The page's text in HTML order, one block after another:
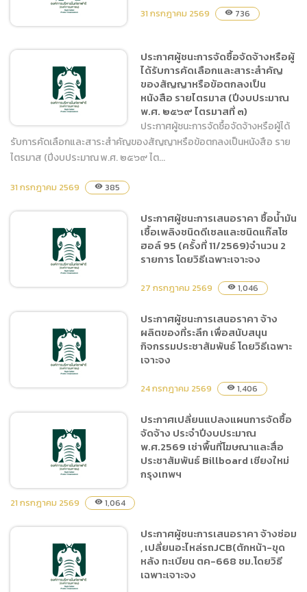
จัดกิจกรรมสร้างกระแสการ
ท่องเที่ยวไนท์ซาฟารี นอก
ประกาศผู้ชนะการเสนอราคา
จ้างจัดกิจกรรมส่งเสริมการ
ท่องเที่ยวด้านสุขภาพ โดยวิธี
เฉพาะเจาะจง
31 กรกฎาคม 2569 visibility 736
จ้างหรือผู้ได้รับการคัดเลือก
ไตรมาส (ปีงบประมาณ พ.ศ.
๒๕๖๙ ไตรมาสที่ ๓)
ประกาศผู้ชนะการจัดซื้อจัดจ้างหรือผู้
ได้รับการคัดเลือกและสาระสำคัญ
ของสัญญาหรือข้อตกลงเป็น
หนังสือ รายไตรมาส (ปีงบประมาณ
พ.ศ. ๒๕๖๙ ไตรมาสที่ ๓)
ประกาศผู้ชนะการจัดซื้อจัดจ้างหรือผู้ได้
รับการคัดเลือกและสาระสำคัญของสัญญาหรือข้อตกลงเป็นหนังสือ ราย
ไตรมาส (ปีงบประมาณ พ.ศ. ๒๕๖๙ ไต...
31 กรกฎาคม 2569 visibility 385
ประกาศผู้ชนะการเสนอราคา
ซื้อน้ำมันเชื้อเพลิงชนิดดีเซล
และชนิดแก๊สโซฮอล์ 95 (ครั้ง
ที่ 11/2569)จำนวน 2 รายการ
ประกาศผู้ชนะการเสนอราคา ซื้อน้ำมัน
เชื้อเพลิงชนิดดีเซลและชนิดแก๊สโซ
ฮอล์ 95 (ครั้งที่ 11/2569)จำนวน 2
รายการ โดยวิธีเฉพาะเจาะจง
27 กรกฎาคม 2569 visibility 1,046
ประกาศผู้ชนะการเสนอราคา
จ้างผลิตของที่ระลึก เพื่อ
สนับสนุนกิจกรรม
ประชาสัมพันธ์ โดยวิธีเฉพาะ
เจาะจง
ประกาศผู้ชนะการเสนอราคา จ้าง
ผลิตของที่ระลึก เพื่อสนับสนุน
กิจกรรมประชาสัมพันธ์ โดยวิธีเฉพาะ
เจาะจง
24 กรกฎาคม 2569 visibility 1,406
จัดซื้อจัดจ้าง ประจำ
ปีงบประมาณ พ.ศ.2569 เช่า
พื้นที่โฆษณาและสื่อ
ประกาศเปลี่ยนแปลงแผนการจัดซื้อ
จัดจ้าง ประจำปีงบประมาณ
พ.ศ.2569 เช่าพื้นที่โฆษณาและสื่อ
ประชาสัมพันธ์ Billboard เชียงใหม่
กรุงเทพฯ
21 กรกฎาคม 2569 visibility 1,064
ประกาศผู้ชนะการเสนอราคา จ้างซ่อม
, เปลี่ยนอะไหล่รถJCB(ตักหน้า-ขุด
หลัง ทะเบียน ตค-668 ชม.โดยวิธี
เฉพาะเจาะจง